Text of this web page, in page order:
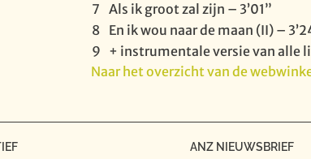
7 Als ik groot zal zijn – 3’01”
8 En ik wou naar de maan (II) –
9 + instrumentale versie van alle
Naar het overzicht van de
ANZ NIEUWSBRIEF